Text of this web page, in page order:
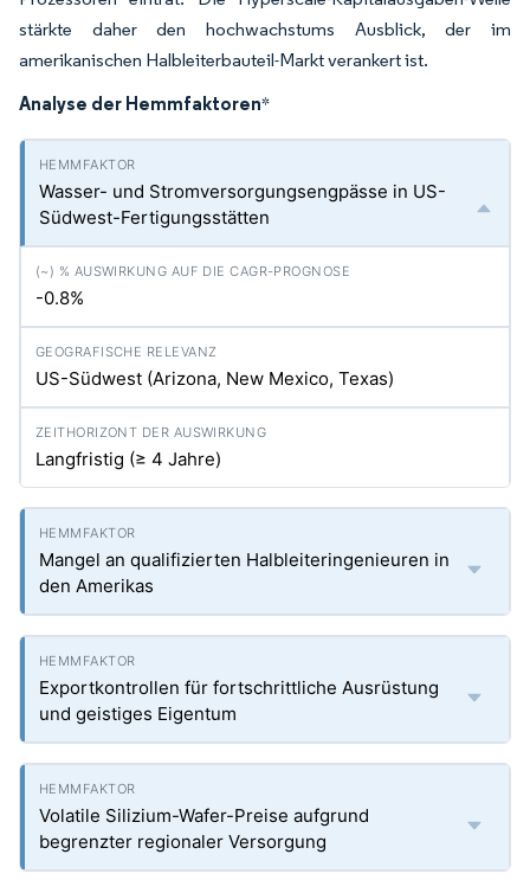
stärkte daher den hochwachstums Ausblick, der im
amerikanischen Halbleiterbauteil-Markt verankert ist.
Analyse der Hemmfaktoren*
Wasser- und Stromversorgungsengpässe in US-
Südwest-Fertigungsstätten
-0.8%
US-Südwest (Arizona, New Mexico, Texas)
Langfristig (≥ 4 Jahre)
Mangel an qualifizierten Halbleiteringenieuren in
den Amerikas
Exportkontrollen für fortschrittliche Ausrüstung
und geistiges Eigentum
Volatile Silizium-Wafer-Preise aufgrund
begrenzter regionaler Versorgung